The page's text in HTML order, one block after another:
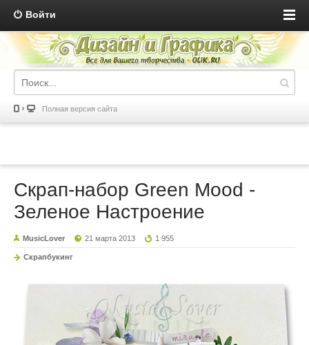
Войти
Полная версия сайта
Скрап-набор Green Mood -
Зеленое Настроение
MusicLover 21 марта 2013 1 955
Скрапбукинг